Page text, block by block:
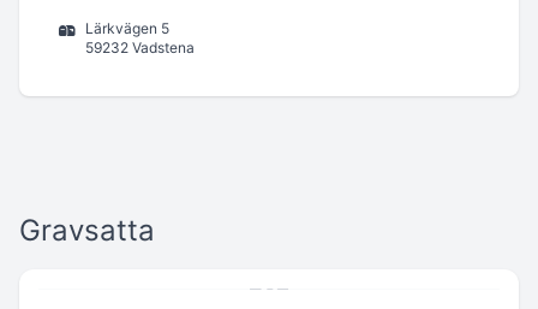
Lärkvägen 5
59232 Vadstena
Gravsatta